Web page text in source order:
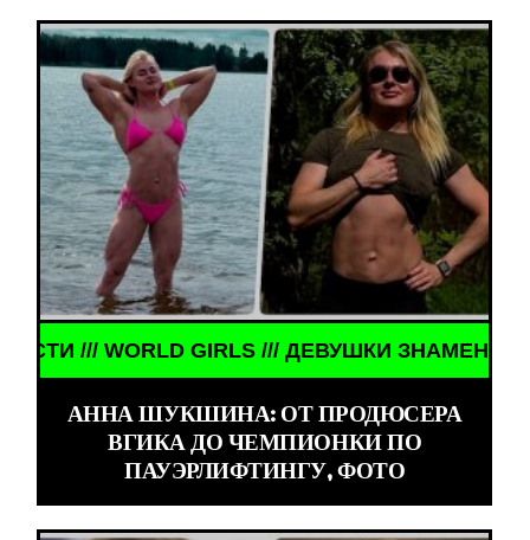
ЗНАМЕНИТОСТИ /// WORLD GIRLS ///
АННА ШУКШИНА: ОТ ПРОДЮСЕРА
ВГИКА ДО ЧЕМПИОНКИ ПО
ПАУЭРЛИФТИНГУ, ФОТО